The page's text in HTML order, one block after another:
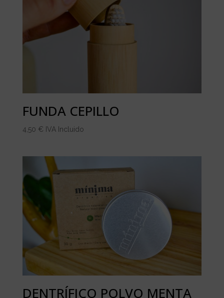
FUNDA CEPILLO
4,50 € IVA Incluido
DENTRÍFICO POLVO MENTA